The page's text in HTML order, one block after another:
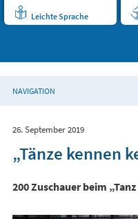
Leichte Sprache
NAVIGATION
26. September 2019
„Tänze kennen
200 Zuschauer beim